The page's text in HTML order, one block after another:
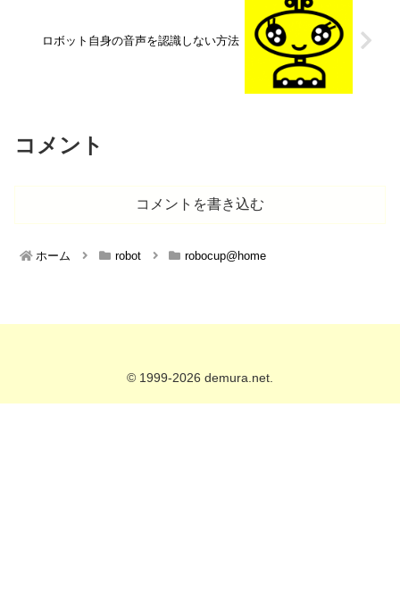
ロボット自身の音声を認識しない方法
コメント
コメントを書き込む
ホーム robot robocup@home
© 1999-2026 demura.net.